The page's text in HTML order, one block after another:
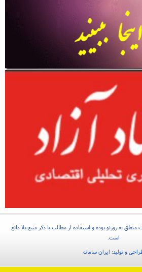
به روزنو بوده و استفاده از مطالب با ذکر منبع بلا مانع
است.
و تولید: ایران سامانه